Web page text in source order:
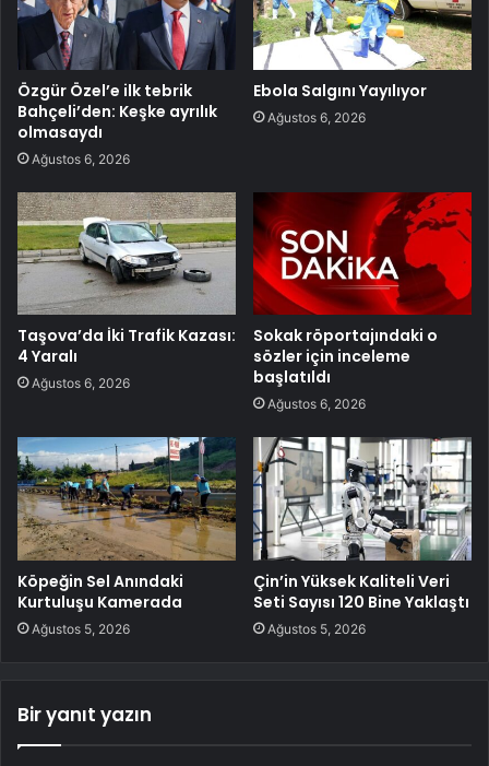
Özgür Özel’e ilk tebrik
Bahçeli’den: Keşke ayrılık
olmasaydı
Ağustos 6, 2026
Ebola Salgını Yayılıyor
Ağustos 6, 2026
Taşova’da İki Trafik Kazası:
4 Yaralı
Ağustos 6, 2026
Sokak röportajındaki o
sözler için inceleme
başlatıldı
Ağustos 6, 2026
Köpeğin Sel Anındaki
Kurtuluşu Kamerada
Ağustos 5, 2026
Çin’in Yüksek Kaliteli Veri
Seti Sayısı 120 Bine Yaklaştı
Ağustos 5, 2026
Bir yanıt yazın